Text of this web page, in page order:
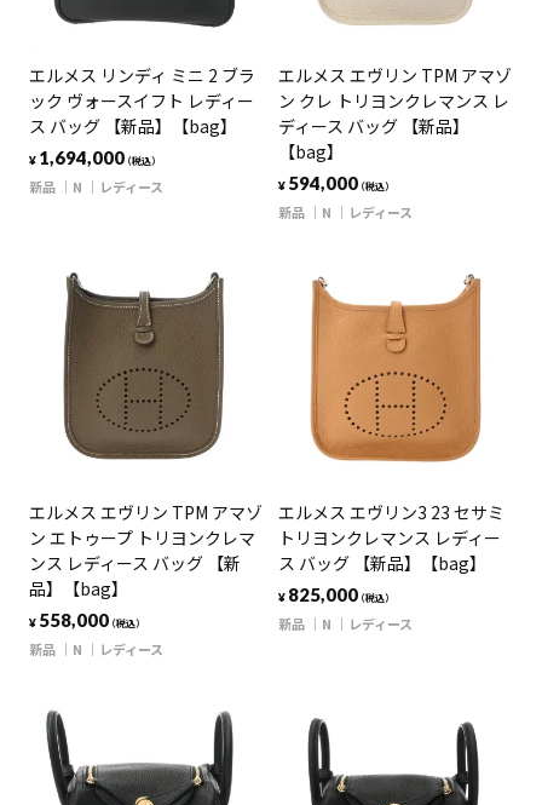
エルメス リンディ ミニ 2 ブラ
ック ヴォースイフト レディー
ス バッグ 【新品】【bag】
¥ 1,694,000（税込）
新品 N レディース
エルメス エヴリン TPM アマゾ
ン クレ トリヨンクレマンス レ
ディース バッグ 【新品】
【bag】
¥ 594,000（税込）
新品 N レディース
エルメス エヴリン TPM アマゾ
ン エトゥープ トリヨンクレマ
ンス レディース バッグ 【新
品】【bag】
¥ 558,000（税込）
新品 N レディース
エルメス エヴリン3 23 セサミ
トリヨンクレマンス レディー
ス バッグ 【新品】【bag】
¥ 825,000（税込）
新品 N レディース